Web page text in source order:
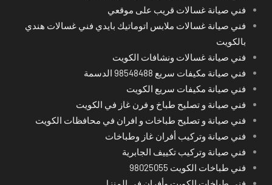
فني صيانة غسالات قريب على موقعي
فني صيانة غسالات ملابس اتوماتيك بايدي فني غسالات هندي
بالكويت
فني صيانة غسالات ونشافات الكويت
فني صيانة مكيفات سريع 98548488 الدسمة
فني صيانة مكيفات سريع الكويت
فني صيانة و تصليح طباخ و فرن غاز في الكويت
فني صيانة و تصليح طباخات و افران في محافظات الكويت
فني صيانة وتركيب أفران غاز وطباخات
فني صيانة وتركيب تكييف الجابرية
فني طباخات الكويت 98025055